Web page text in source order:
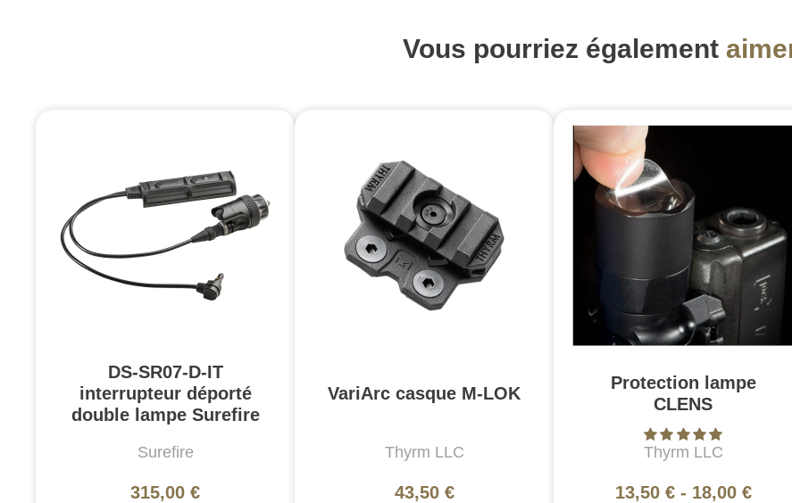
Vous pourriez également
DS-SR07-D-IT
interrupteur déporté
double lampe Surefire
Surefire
315,00 €
VariArc casque M-LOK
Thyrm LLC
43,50 €
Protection lampe
CLENS
Thyrm LLC
13,50 €- 18,00 €